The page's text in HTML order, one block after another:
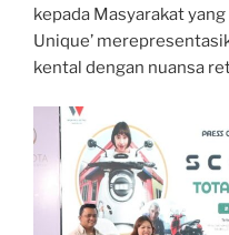
kepada Masyarakat
Unique’
kental dengan nuansa